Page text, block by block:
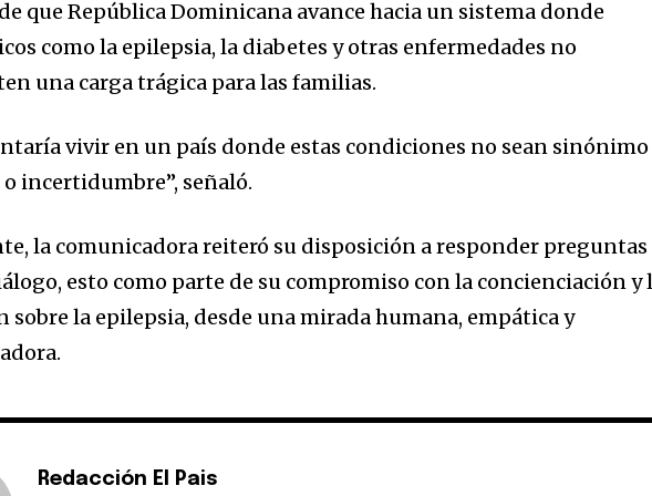
que República Dominicana avance hacia un sistema donde
como la epilepsia, la diabetes y otras enfermedades no
una carga trágica para las familias.
vivir en un país donde estas condiciones no sean sinónimo
incertidumbre”, señaló.
la comunicadora reiteró su disposición a responder preguntas
esto como parte de su compromiso con la concienciación y
sobre la epilepsia, desde una mirada humana, empática y
Redacción El Pais